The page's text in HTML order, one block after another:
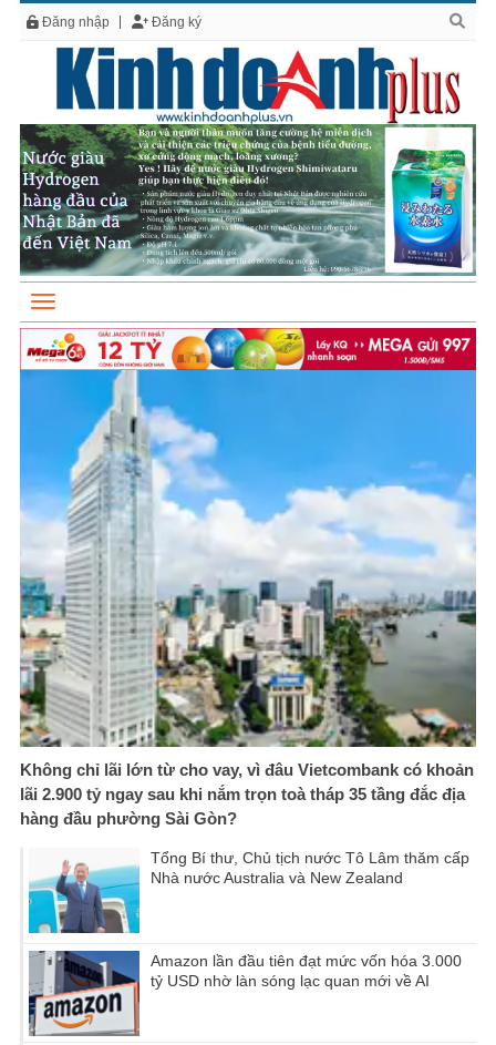
Đăng nhập Đăng ký
Không chỉ lãi lớn từ cho vay, vì đâu Vietcombank có khoản
lãi 2.900 tỷ ngay sau khi nắm trọn toà tháp 35 tầng đắc địa
hàng đầu phường Sài Gòn?
Tổng Bí thư, Chủ tịch nước Tô Lâm thăm cấp
Nhà nước Australia và New Zealand
Amazon lần đầu tiên đạt mức vốn hóa 3.000
tỷ USD nhờ làn sóng lạc quan mới về AI